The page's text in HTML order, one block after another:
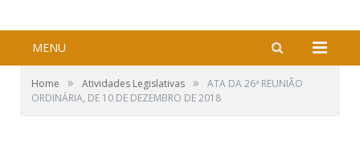
MENU
Home » Atividades Legislativas »
ATA DA 26ª REUNIÃO
ORDINÁRIA, DE 10 DE DEZEMBRO DE 2018